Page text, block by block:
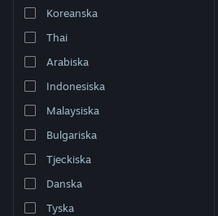
Skaffa Steams mobilapp
Se skrivbordswebbplats
Koreanska
Thai
Arabiska
Indonesiska
Malaysiska
Bulgariska
Tjeckiska
Danska
Tyska